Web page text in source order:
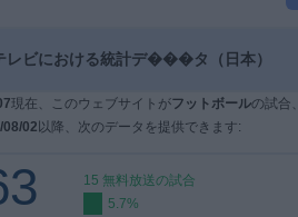
レビにおける統計デ���タ（日本）
現在、このウェブサイトがフットボールの試合、
02 以降、次のデータを提供できます:
15 無料放送の試合
5.7%